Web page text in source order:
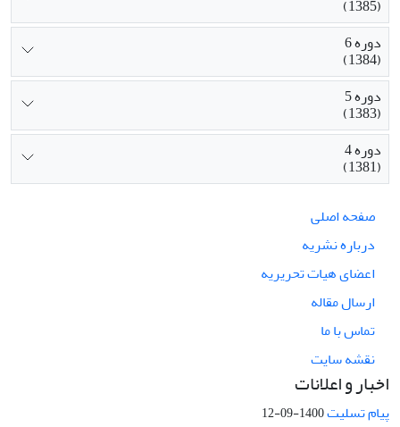
(1385)
دوره 6
(1384)
دوره 5
(1383)
دوره 4
(1381)
صفحه اصلی
درباره نشریه
اعضای هیات تحریریه
ارسال مقاله
تماس با ما
نقشه سایت
اخبار و اعلانات
پیام تسلیت1400-09-12